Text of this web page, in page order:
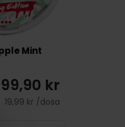
Mint
kr
19,99 kr /dosa